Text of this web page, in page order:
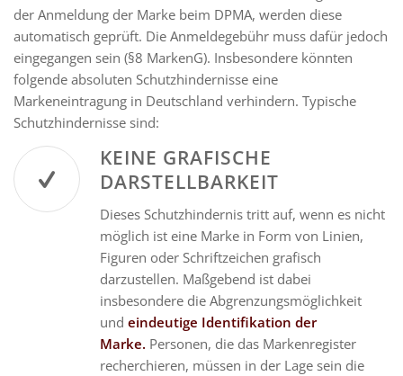
der Anmeldung der Marke beim DPMA, werden diese
automatisch geprüft. Die Anmeldegebühr muss dafür jedoch
eingegangen sein (§8 MarkenG). Insbesondere könnten
folgende absoluten Schutzhindernisse eine
Markeneintragung in Deutschland verhindern. Typische
Schutzhindernisse sind:
KEINE GRAFISCHE
DARSTELLBARKEIT
Dieses Schutzhindernis tritt auf, wenn es nicht
möglich ist eine Marke in Form von Linien,
Figuren oder Schriftzeichen grafisch
darzustellen. Maßgebend ist dabei
insbesondere die Abgrenzungsmöglichkeit
und eindeutige Identifikation der
Marke. Personen, die das Markenregister
recherchieren, müssen in der Lage sein die